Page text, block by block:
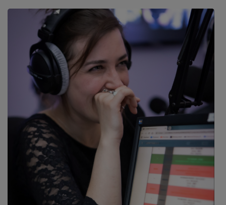
GRILLE DES PROGRAMMES
C'ÉTAIT QUOI CE TITRE ?
MÉDIAS
PODCASTS - SAISON 2026/2027
NOS PROGRAMMES COURTS
ARCHIVES - SAISONS PASSÉES
VOS ÉMISSIONS EN IMAGES